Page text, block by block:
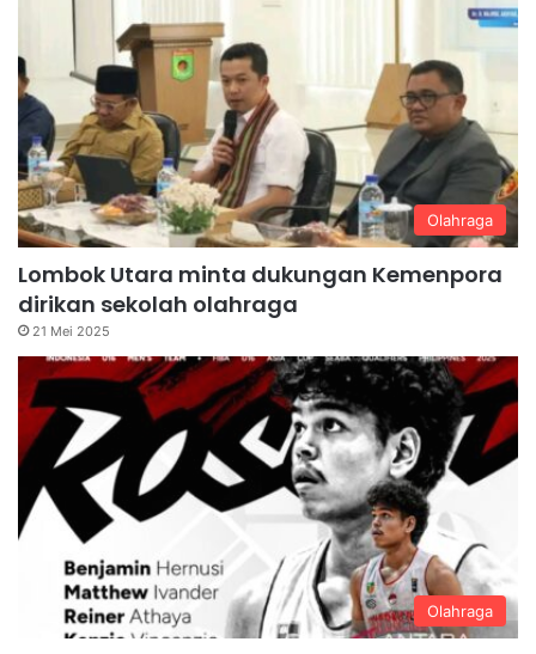
Olahraga
Lombok Utara minta dukungan Kemenpora
dirikan sekolah olahraga
21 Mei 2025
Olahraga